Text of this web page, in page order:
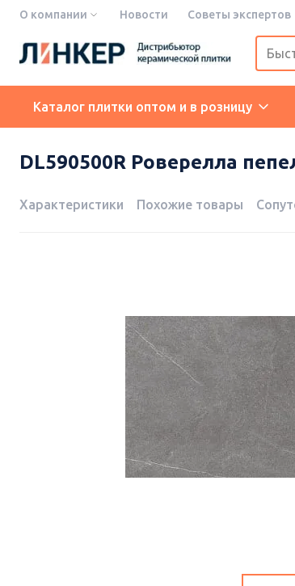
О компании Новости Советы экспертов
Каталог плитки оптом и в розницу
DL590500R Роверелла
Характеристики Похожие товары